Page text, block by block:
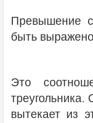
Превышение
быть
Это
треугольника.
вытекает из